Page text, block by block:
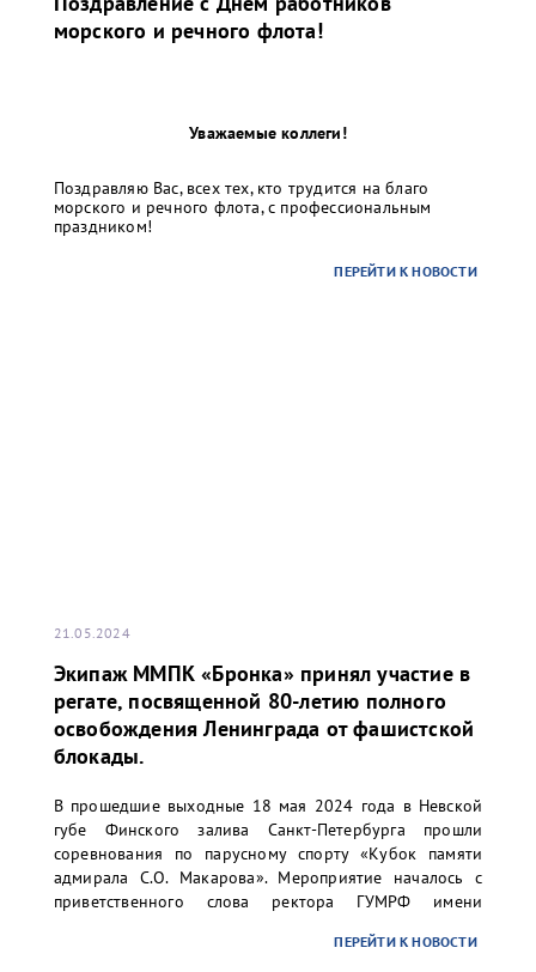
морского и речного флота!
Уважаемые коллеги!
Поздравляю Вас, всех тех, кто трудится на благо
морского и речного флота, с профессиональным
праздником!
ПЕРЕЙТИ К НОВОСТИ
21.05.2024
Экипаж ММПК «Бронка» принял участие в
регате, посвященной 80-летию полного
освобождения Ленинграда от фашистской
блокады.
В прошедшие выходные 18 мая 2024 года в Невской
губе Финского залива Санкт-Петербурга прошли
соревнования по парусному спорту «Кубок памяти
адмирала С.О. Макарова». Мероприятие началось с
приветственного слова ректора ГУМРФ имени
Олеговича. Торжественное открытие сопровождалось
ПЕРЕЙТИ К НОВОСТИ